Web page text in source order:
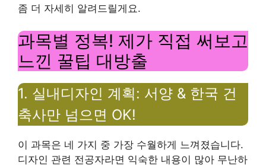
좀 더 자세히 알려드릴게요.
과목별 정복! 제가 직접 써보고
느낀 꿀팁 대방출
1. 실내디자인 계획: 서양 & 한국 건
축사만 넘으면 OK!
이 과목은 네 가지 중 가장 수월하게 느껴졌습니다.
디자인 관련 전공자라면 익숙한 내용이 많아 무난하